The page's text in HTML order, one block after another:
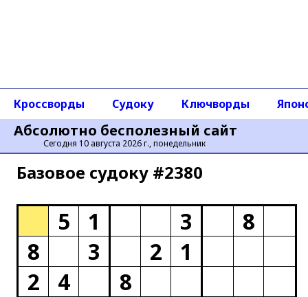
Абсолютно бесполезный сайт
Сегодня 10 августа 2026 г., понедельник
Кроссворды Судоку Ключворды
Базовое cудоку #2380
5 1 3
8
8
3 2
1
2
4
8